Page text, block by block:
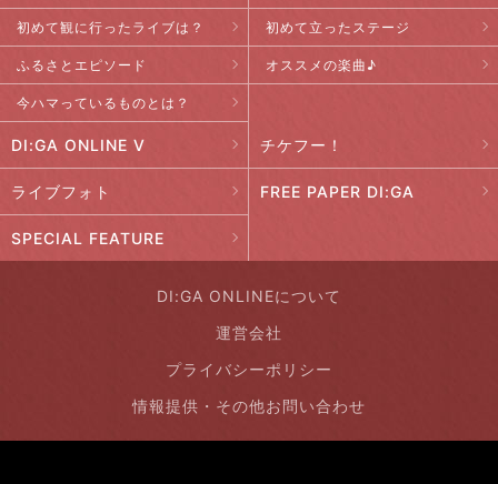
初めて観に行ったライブは？ 初めて立ったステージ
ふるさとエピソード オススメの楽曲♪
今ハマっているものとは？
DI:GA ONLINE V チケフー！
ライブフォト FREE PAPER DI:GA
SPECIAL FEATURE
DI:GA ONLINEについて
運営会社
プライバシーポリシー
情報提供・その他お問い合わせ